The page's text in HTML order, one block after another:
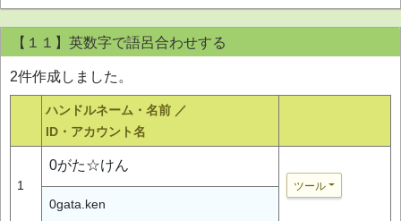
【１１】英数字で語呂合わせする
2件作成しました。
ハンドルネーム・名前 ／
ID・アカウント名
1
0がた☆けん
ツール
0gata.ken